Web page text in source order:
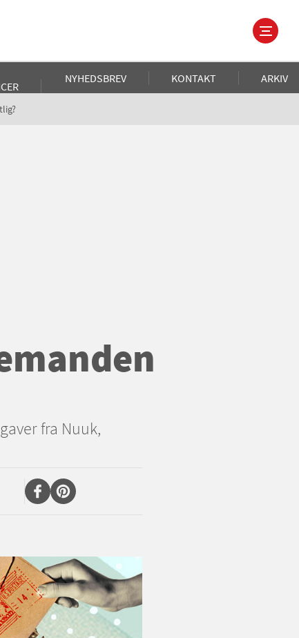
NYHEDSBREV KONTAKT ARKIV
fra Nuuk,